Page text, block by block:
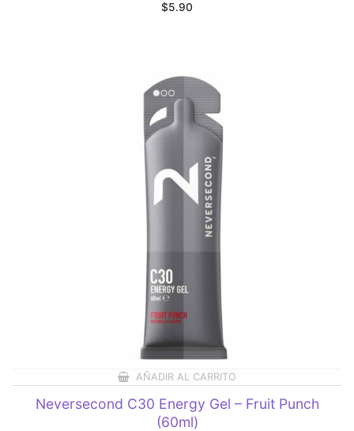
$5.90
AÑADIR AL CARRITO
Neversecond C30 Energy Gel – Fruit Punch
(60ml)